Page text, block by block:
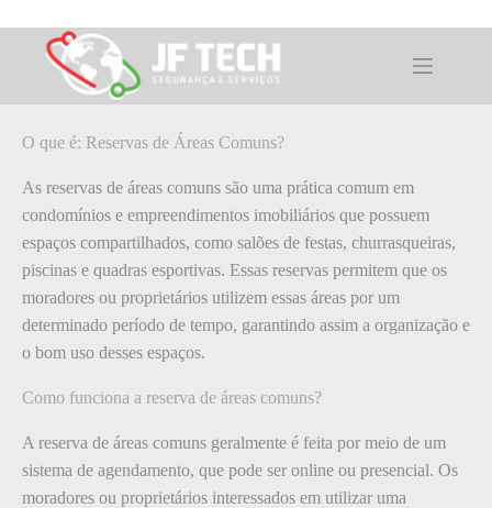
para
conteúdoO que é: Reservas de Áreas Comuns?
O que é: Reservas de Áreas Comuns?
As reservas de áreas comuns são uma prática comum em
condomínios e empreendimentos imobiliários que possuem
espaços compartilhados, como salões de festas, churrasqueiras,
piscinas e quadras esportivas. Essas reservas permitem que os
moradores ou proprietários utilizem essas áreas por um
determinado período de tempo, garantindo assim a organização e
o bom uso desses espaços.
Como funciona a reserva de áreas comuns?
A reserva de áreas comuns geralmente é feita por meio de um
sistema de agendamento, que pode ser online ou presencial. Os
moradores ou proprietários interessados em utilizar uma